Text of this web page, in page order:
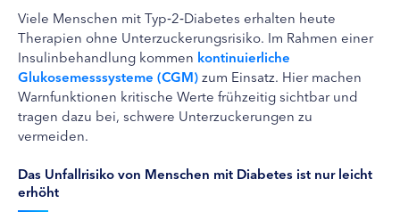
Viele Menschen mit Typ‑2‑Diabetes erhalten heute
Therapien ohne Unterzuckerungsrisiko. Im Rahmen einer
Insulinbehandlung kommen kontinuierliche
Glukosemesssysteme (CGM)zum Einsatz. Hier machen
Warnfunktionen kritische Werte frühzeitig sichtbar und
tragen dazu bei, schwere Unterzuckerungen zu
vermeiden.
Das Unfallrisiko von Menschen mit Diabetes ist nur leicht
erhöht